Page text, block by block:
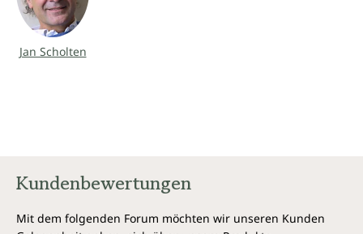
Arzneimittelprüfung. Den Abschluss bilden ein Kapitel
mit den Prüfungssymptomen aller Lanthanide und
ein besonders wertvoller Tabellenteil, der alle
homöopathische Mittel hat uns weitere Werkzeuge zur
Verfügung gestellt, um schwere Krankheiten erfolgreich zu
behandeln. Nachdem ich seine ersten Seminare über die
Lanthanide gehört habe und diese Mittel entsprechend
Jan Scholten
Kundenbewertungen
Mit dem folgenden Forum möchten wir unseren Kunden